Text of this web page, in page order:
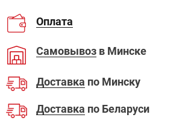
Оплата
Самовывоз в Минске
Доставка по Минску
Доставка по Беларуси